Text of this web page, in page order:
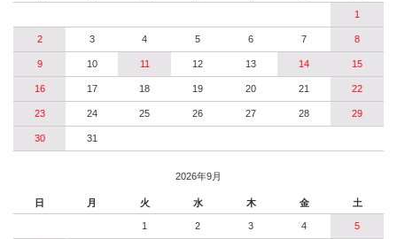
1
2 3 4 5 6 7 8
9 10 11 12 13 14 15
16 17 18 19 20 21 22
23 24 25 26 27 28 29
30 31
2026年9月
日 月 火 水 木 金 土
1 2 3 4 5